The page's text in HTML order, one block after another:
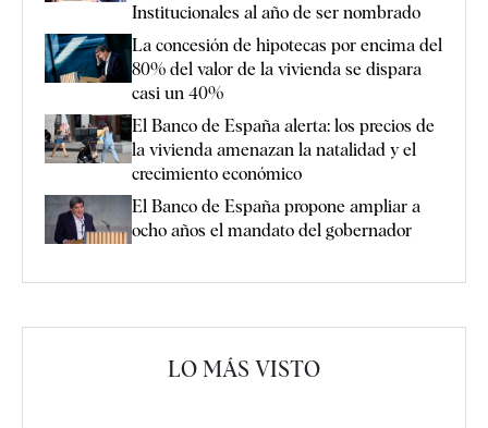
Institucionales al año de ser nombrado
La concesión de hipotecas por encima del
80% del valor de la vivienda se dispara
casi un 40%
El Banco de España alerta: los precios de
la vivienda amenazan la natalidad y el
crecimiento económico
El Banco de España propone ampliar a
ocho años el mandato del gobernador
LO MÁS VISTO